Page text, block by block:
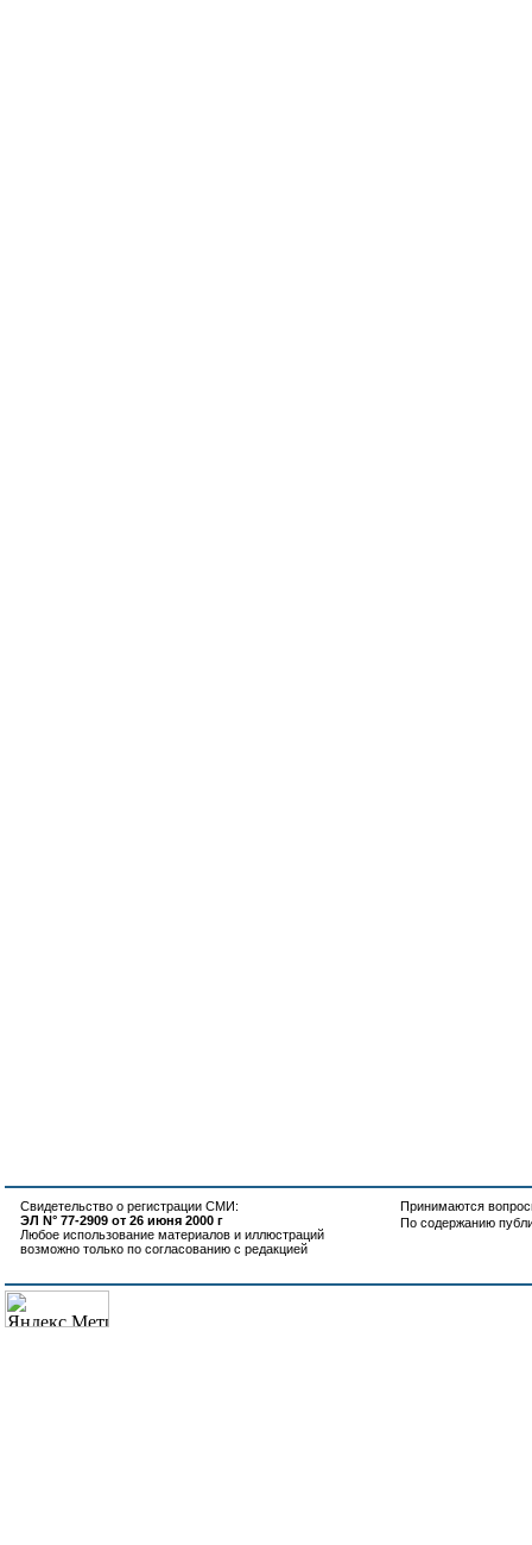
Свидетельство о регистрации СМИ:
ЭЛ N° 77-2909 от 26 июня 2000 г
Любое использование материалов и иллюстраций
возможно только по согласованию с редакцией
Принимаются
По содержанию